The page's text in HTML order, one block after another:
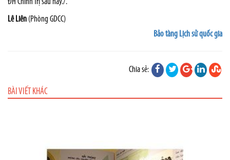
ĐH Chính Trị sau này./.
Lê Liên (Phòng GDCC)
Bảo tàng Lịch sử quốc gia
Chia sẻ:
BÀI VIẾT KHÁC